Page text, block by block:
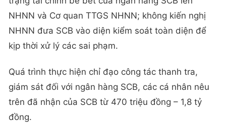
NHNN và Cơ quan TTGS NHNN; không kiến nghị
NHNN đưa SCB vào diện kiểm soát toàn diện để
kịp thời xử lý các sai phạm.
Quá trình thực hiện chỉ đạo công tác thanh tra,
giám sát đối với ngân hàng SCB, các cá nhân nêu
trên đã nhận của SCB từ 470 triệu đồng – 1,8 tỷ
đồng.